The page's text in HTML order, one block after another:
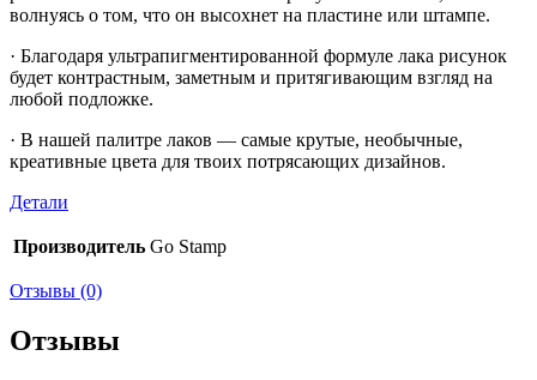
волнуясь о том, что он высохнет на пластине или штампе.
· Благодаря ультрапигментированной формуле лака рисунок
будет контрастным, заметным и притягивающим взгляд на
любой подложке.
· В нашей палитре лаков — самые крутые, необычные,
креативные цвета для твоих потрясающих дизайнов.
Детали
Производитель Go Stamp
Отзывы (0)
Отзывы